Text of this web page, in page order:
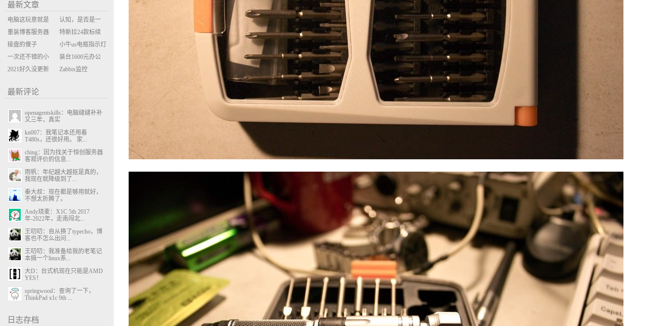
最新文章
电脑这玩意就是
缝缝补补的事
认知，是否是一
座大山？当架构
决策变成配置清
单比价
重装博客服务器
环境
特斯拉24款标续
Model Y 2万公里
使用体验
接盘的傻子
小牛us电瓶指示灯
闪三次不上电
一次还不错的小
米售后体验
装台1600元办公
主机
2021好久没更新
Zabbix监控
最新评论
openagentskills：电脑缝缝补补
又三年，真实
kn007：我笔记本还用着
T480s，还很好用。 家...
ching：因为找关于恒创服务器
客观评价的信息...
雨帆：年纪越大越抠是真的，
我现在就降级到了...
秦大叔：现在都是够用就好，
不想太折腾了。
Andy烧麦：X1C 5th 2017
年-2022年，走南闯北...
王叨叨：自从换了typecho，博
客也不怎么出问...
王叨叨：我准备给我的老笔记
本搞一个linux系...
大D：台式机现在只能是AMD
YES！
springwood：查询了一下，
ThinkPad x1c 9th ...
日志存档